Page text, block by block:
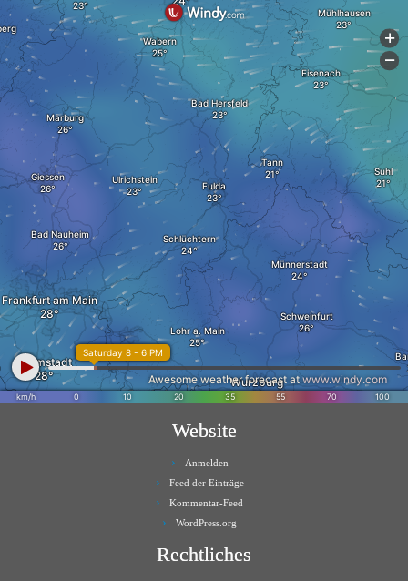
Website
Anmelden
Feed der Einträge
Kommentar-Feed
WordPress.org
Rechtliches